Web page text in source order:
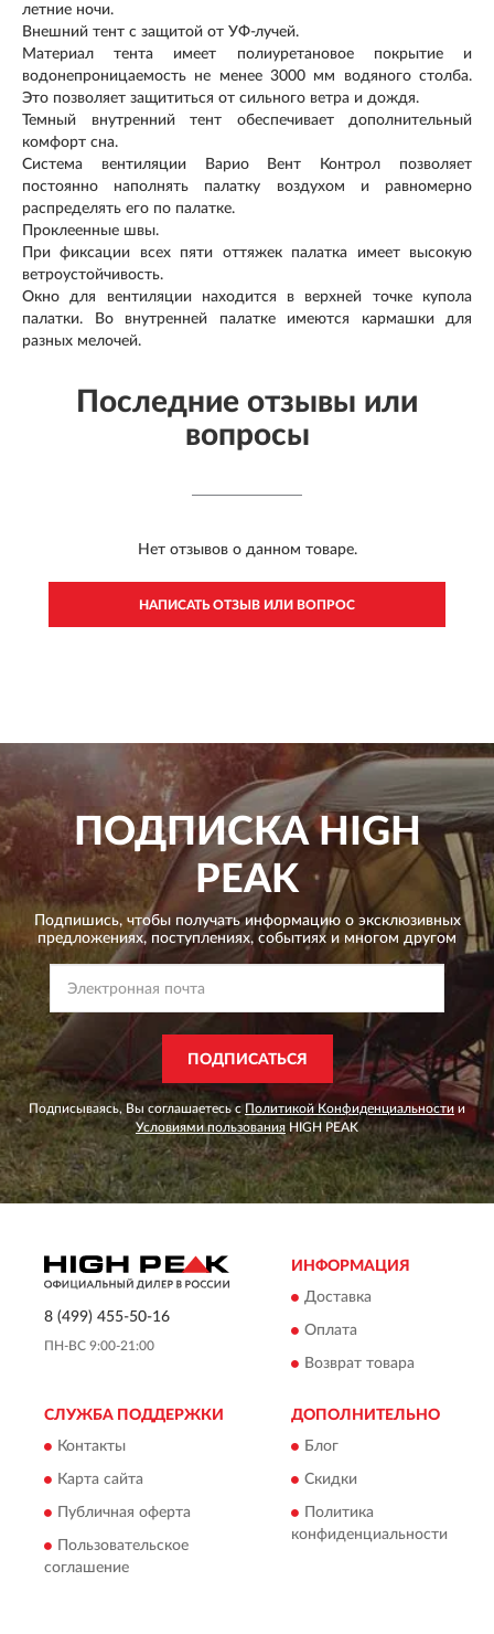
летние ночи.
Внешний тент с защитой от УФ-лучей.
Материал тента имеет полиуретановое покрытие и
водонепроницаемость не менее 3000 мм водяного столба.
Это позволяет защититься от сильного ветра и дождя.
Темный внутренний тент обеспечивает дополнительный
комфорт сна.
Система вентиляции Варио Вент Контрол позволяет
постоянно наполнять палатку воздухом и равномерно
распределять его по палатке.
Проклеенные швы.
При фиксации всех пяти оттяжек палатка имеет высокую
ветроустойчивость.
Окно для вентиляции находится в верхней точке купола
палатки. Во внутренней палатке имеются кармашки для
разных мелочей.
Последние отзывы или
вопросы
Нет отзывов о данном товаре.
НАПИСАТЬ ОТЗЫВ ИЛИ ВОПРОС
ПОДПИСКАHIGH
PEAK
Подпишись, чтобы получать информацию о эксклюзивных
предложениях, поступлениях, событиях и многом другом
ПОДПИСАТЬСЯ
Подписываясь, Вы соглашаетесь с Политикой Конфиденциальности и
Условиями пользования HIGH PEAK
8 (499) 455-50-16
ПН-ВС 9:00-21:00
ИНФОРМАЦИЯ
Доставка
Оплата
Возврат товара
СЛУЖБА ПОДДЕРЖКИ
Контакты
Карта сайта
Публичная оферта
Пользовательское
соглашение
ДОПОЛНИТЕЛЬНО
Блог
Скидки
Политика
конфиденциальности